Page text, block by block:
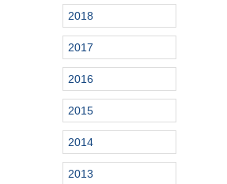
2018
2017
2016
2015
2014
2013